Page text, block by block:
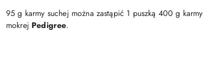
95 g karmy suchej można zastąpić 1 puszką 400 g karmy
mokrej Pedigree.